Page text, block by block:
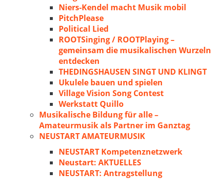
Niers-Kendel macht Musik mobil
PitchPlease
Political Lied
ROOTSinging / ROOTPlaying –
gemeinsam die musikalischen Wurzeln
entdecken
THEDINGSHAUSEN SINGT UND KLINGT
Ukulele bauen und spielen
Village Vision Song Contest
Werkstatt Quillo
Musikalische Bildung für alle –
Amateurmusik als Partner im Ganztag
NEUSTART AMATEURMUSIK
NEUSTART Kompetenznetzwerk
Neustart: AKTUELLES
NEUSTART: Antragstellung